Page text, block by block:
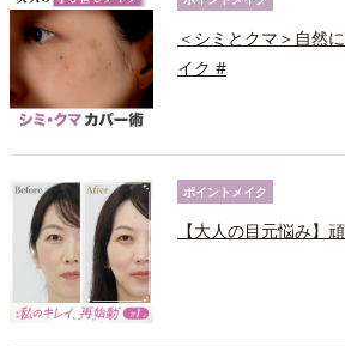
＜シミとクマ＞自然
イク #
ポイントメイク
【大人の目元悩み】